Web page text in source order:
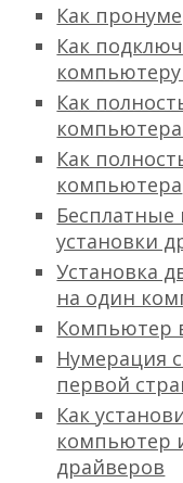
Как
Как
компьютеру
Как
Как
компьютера
установки
Установка
на один
Компьютер
Нумерация
первой
Как
компьютер
драйверов